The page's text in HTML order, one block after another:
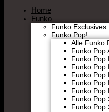
Home
Funko
Funko Exclusives
Funko Pop!
Alle Funko
Funko Pop
Funko Pop
Funko Pop
Funko Pop
Funko Pop
Funko Pop
Funko Pop
Funko Pop